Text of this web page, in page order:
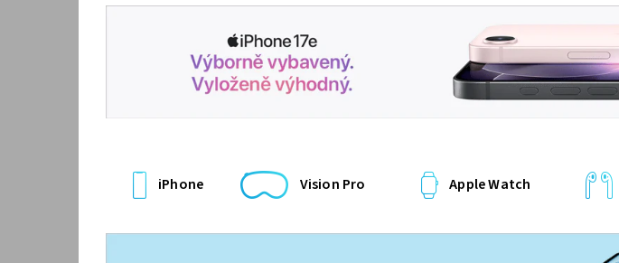
iPhone Vision Pro Apple Watch